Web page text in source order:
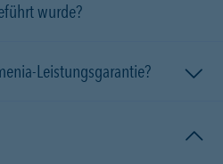
wurde?
Leistungsgarantie?